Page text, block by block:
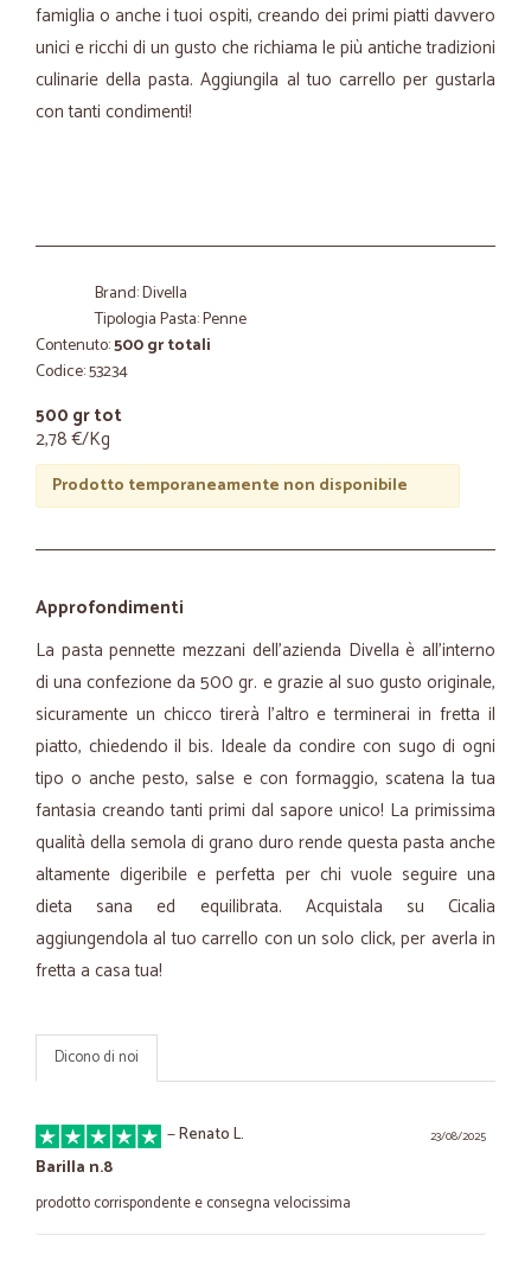
famiglia o anche i tuoi ospiti, creando dei primi piatti davvero
unici e ricchi di un gusto che richiama le più antiche tradizioni
culinarie della pasta. Aggiungila al tuo carrello per gustarla
con tanti condimenti!
Brand: Divella
Tipologia Pasta: Penne
Contenuto:500 gr totali
Codice: 53234
500 gr tot
2,78 €/Kg
Prodotto temporaneamente non disponibile
Approfondimenti
La pasta pennette mezzani dell’azienda Divella è all’interno
di una confezione da 500 gr. e grazie al suo gusto originale,
sicuramente un chicco tirerà l’altro e terminerai in fretta il
piatto, chiedendo il bis. Ideale da condire con sugo di ogni
tipo o anche pesto, salse e con formaggio, scatena la tua
fantasia creando tanti primi dal sapore unico! La primissima
qualità della semola di grano duro rende questa pasta anche
altamente digeribile e perfetta per chi vuole seguire una
dieta sana ed equilibrata. Acquistala su Cicalia
aggiungendola al tuo carrello con un solo click, per averla in
fretta a casa tua!
Dicono di noi
23/08/2025
—Renato L.
Barilla n.8
prodotto corrispondente e consegna velocissima